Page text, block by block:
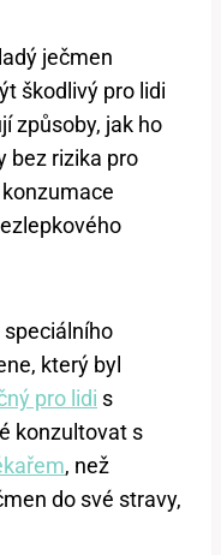
ječmen
škodlivý pro lidi
způsoby, jak ho
bez rizika pro
který byl
pro lidi s
konzultovat s
, než
do své stravy,